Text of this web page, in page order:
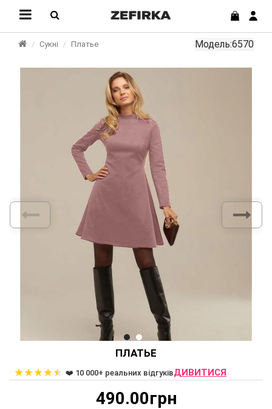
Сукні Платье Модель:6570
ПЛАТЬЕ
★★★★★ ❤️ 10 000+ реальних відгуківДИВИТИСЯ
490.00грн